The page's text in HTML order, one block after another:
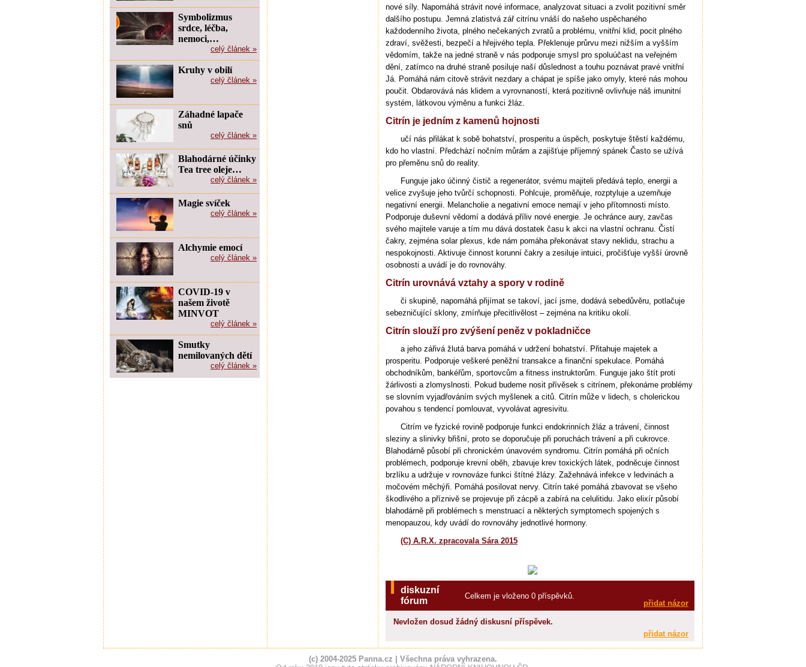
nové síly. Napomáhá strávit nové informace, analyzovat situaci a zvolit pozitivní směr
dalšího postupu. Jemná zlatistvá zář citrínu vnáší do našeho uspěchaného
každodenního života, plného nečekaných zvratů a problému, vnitřní klid, pocit plného
zdraví, svěžesti, bezpečí a hřejivého tepla. Překlenuje průrvu mezi nižším a vyšším
vědomím, takže na jedné straně v nás podporuje smysl pro spoluúčast na veřejném
dění, zatímco na druhé straně posiluje naší důslednost a touhu poznávat pravé vnitřní
Já. Pomáhá nám citově strávit nezdary a chápat je spíše jako omyly, které nás mohou
poučit. Obdarovává nás klidem a vyrovnaností, která pozitivně ovlivňuje náš imunitní
systém, látkovou výměnu a funkci žláz.
Citrín je jedním z kamenů hojnosti
učí nás přilákat k sobě bohatství, prosperitu a úspěch, poskytuje štěstí každému,
kdo ho vlastní. Předchází nočním můrám a zajišťuje příjemný spánek Často se užívá
pro přeměnu snů do reality.
Funguje jako účinný čistič a regenerátor, svému majiteli předává teplo, energii a
velice zvyšuje jeho tvůrčí schopnosti. Pohlcuje, proměňuje, rozptyluje a uzemňuje
negativní energii. Melancholie a negativní emoce nemají v jeho přítomnosti místo.
Podporuje duševní vědomí a dodává příliv nové energie. Je ochránce aury, zavčas
svého majitele varuje a tím mu dává dostatek času k akci na vlastní ochranu. Čistí
čakry, zejména solar plexus, kde nám pomáha překonávat stavy neklidu, strachu a
nespokojnosti. Aktivuje činnost korunní čakry a zesiluje intuici, pročišťuje vyšší úrovně
osobnosti a uvádí je do rovnováhy.
Citrín urovnává vztahy a spory v rodině
či skupině, napomáhá přijímat se takoví, jací jsme, dodává sebedůvěru, potlačuje
sebezničující sklony, zmírňuje přecitlivělost – zejména na kritiku okolí.
Citrín slouží pro zvýšení peněz v pokladničce
a jeho zářivá žlutá barva pomáhá v udržení bohatství. Přitahuje majetek a
prosperitu. Podporuje veškeré peněžní transakce a finanční spekulace. Pomáhá
obchodníkům, bankéřům, sportovcům a fitness instruktorům. Funguje jako štít proti
žárlivosti a zlomyslnosti. Pokud budeme nosit přívěsek s citrínem, překonáme problémy
se slovním vyjadřováním svých myšlenek a citů. Citrín může v lidech, s cholerickou
povahou s tendencí pomlouvat, vyvolávat agresivitu.
Citrím ve fyzické rovině podporuje funkci endokrinních žláz a trávení, činnost
sleziny a slinivky břišní, proto se doporučuje při poruchách trávení a při cukrovce.
Blahodárně působí při chronickém únavovém syndromu. Citrín pomáhá při očních
problémech, podporuje krevní oběh, zbavuje krev toxických látek, podněcuje činnost
brzlíku a udržuje v rovnováze funkci štítné žlázy. Zažehnává infekce v ledvinách a
močovém měchýři. Pomáhá posilovat nervy. Citrín také pomáhá zbavovat se všeho
škodlivého a příznivě se projevuje při zácpě a zabírá na celulitidu. Jako elixír působí
blahodárně při problémech s menstruací a některých symptomech spojených s
menopauzou, kdy uvádí do rovnováhy jednotlivé hormony.
(C) A.R.X. zpracovala Sára 2015
diskuzní
fórum
Celkem je vloženo 0 příspěvků.
přidat názor
Nevložen dosud žádný diskusní příspěvek.
přidat názor
Symbolizmus
srdce, léčba,
nemoci,…
celý článek »
Kruhy v obilí
celý článek »
Záhadné lapače
snů
celý článek »
Blahodárné účinky
Tea tree oleje…
celý článek »
Magie svíček
celý článek »
Alchymie emocí
celý článek »
COVID-19 v
našem životě
MINVOT
celý článek »
Smutky
nemilovaných dětí
celý článek »
(c) 2004-2025 Panna.cz | Všechna práva vyhrazena.